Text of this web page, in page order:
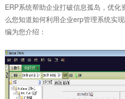
ERP系统帮助企业打破信息孤岛，优化
么您知道如何利用企业erp管理系统实
编为您介绍：